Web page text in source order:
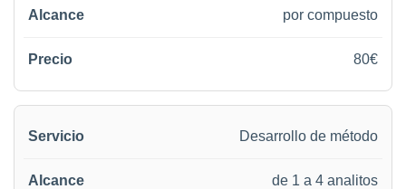
por compuesto
80€
Desarrollo de método
de 1 a 4 analitos